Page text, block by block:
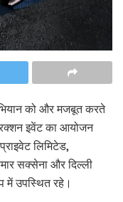
को और मजबूत करते
इवेंट का आयोजन
लिमिटेड,
सक्सेना और दिल्ली
में उपस्थित रहे।